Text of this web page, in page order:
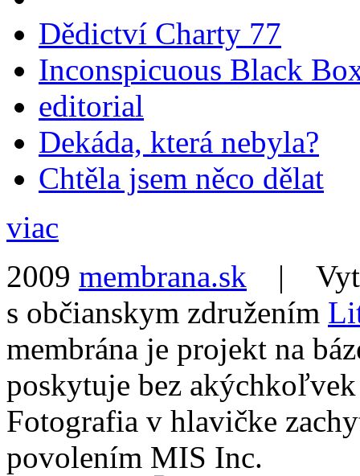
Dědictví Charty 77
Inconspicuous Black
editorial
Dekáda, která nebyla?
Chtěla jsem něco dělat
viac
2009 membrana.sk |
s občianskym združením
membrána je projekt na
poskytuje bez
Fotografia v hlavičke
povolením MIS Inc.